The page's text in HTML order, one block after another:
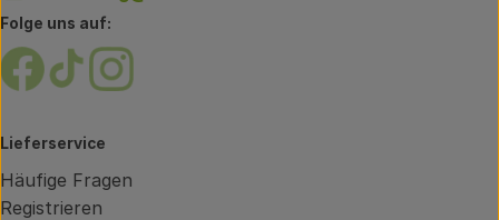
Folge uns auf:
Externer Link zu https://www.facebook.com/
Externer Link zu https://www.tiktok.com/
Externer Link zu https://
Lieferservice
Häufige Fragen
Registrieren